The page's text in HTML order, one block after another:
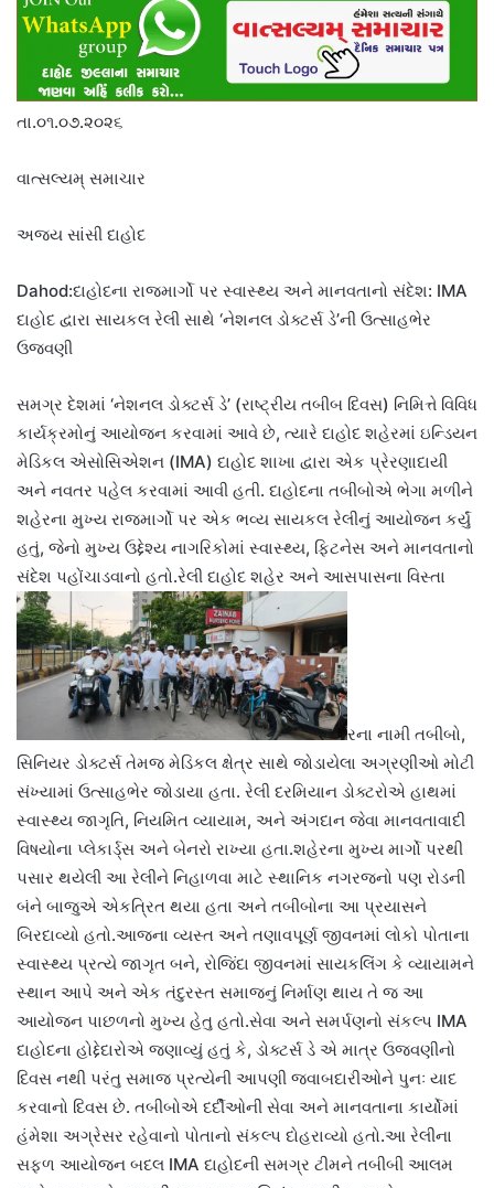
તા.૦૧.૦૭.૨૦૨૬
વાત્સલ્યમ્ સમાચાર
અજય સાંસી દાહોદ
Dahod:દાહોદના રાજમાર્ગો પર સ્વાસ્થ્ય અને માનવતાનો સંદેશ: IMA
દાહોદ દ્વારા સાયકલ રેલી સાથે ‘નેશનલ ડોક્ટર્સ ડે’ની ઉત્સાહભેર
ઉજવણી
સમગ્ર દેશમાં ‘નેશનલ ડોક્ટર્સ ડે’ (રાષ્ટ્રીય તબીબ દિવસ) નિમિત્તે વિવિધ
કાર્યક્રમોનું આયોજન કરવામાં આવે છે, ત્યારે દાહોદ શહેરમાં ઇન્ડિયન
મેડિકલ એસોસિએશન (IMA) દાહોદ શાખા દ્વારા એક પ્રેરણાદાયી
અને નવતર પહેલ કરવામાં આવી હતી. દાહોદના તબીબોએ ભેગા મળીને
શહેરના મુખ્ય રાજમાર્ગો પર એક ભવ્ય સાયકલ રેલીનું આયોજન કર્યું
હતું, જેનો મુખ્ય ઉદ્દેશ્ય નાગરિકોમાં સ્વાસ્થ્ય, ફિટનેસ અને માનવતાનો
સંદેશ પહોંચાડવાનો હતો.રેલી દાહોદ શહેર અને આસપાસના વિસ્તા
રના નામી તબીબો,
સિનિયર ડોક્ટર્સ તેમજ મેડિકલ ક્ષેત્ર સાથે જોડાયેલા અગ્રણીઓ મોટી
સંખ્યામાં ઉત્સાહભેર જોડાયા હતા. રેલી દરમિયાન ડોક્ટરોએ હાથમાં
સ્વાસ્થ્ય જાગૃતિ, નિયમિત વ્યાયામ, અને અંગદાન જેવા માનવતાવાદી
વિષયોના પ્લેકાર્ડ્સ અને બેનરો રાખ્યા હતા.શહેરના મુખ્ય માર્ગો પરથી
પસાર થયેલી આ રેલીને નિહાળવા માટે સ્થાનિક નગરજનો પણ રોડની
બંને બાજુએ એકત્રિત થયા હતા અને તબીબોના આ પ્રયાસને
બિરદાવ્યો હતો.આજના વ્યસ્ત અને તણાવપૂર્ણ જીવનમાં લોકો પોતાના
સ્વાસ્થ્ય પ્રત્યે જાગૃત બને, રોજિંદા જીવનમાં સાયકલિંગ કે વ્યાયામને
સ્થાન આપે અને એક તંદુરસ્ત સમાજનું નિર્માણ થાય તે જ આ
આયોજન પાછળનો મુખ્ય હેતુ હતો.સેવા અને સમર્પણનો સંકલ્પ IMA
દાહોદના હોદ્દેદારોએ જણાવ્યું હતું કે, ડોક્ટર્સ ડે એ માત્ર ઉજવણીનો
દિવસ નથી પરંતુ સમાજ પ્રત્યેની આપણી જવાબદારીઓને પુનઃ યાદ
કરવાનો દિવસ છે. તબીબોએ દર્દીઓની સેવા અને માનવતાના કાર્યોમાં
હંમેશા અગ્રેસર રહેવાનો પોતાનો સંકલ્પ દોહરાવ્યો હતો.આ રેલીના
સફળ આયોજન બદલ IMA દાહોદની સમગ્ર ટીમને તબીબી આલમ